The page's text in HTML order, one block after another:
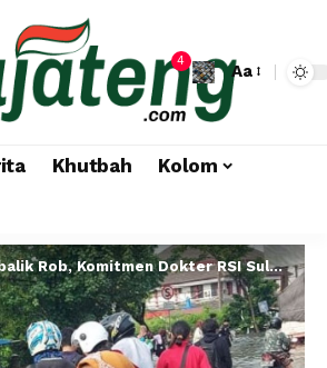
4
Aa
Khutbah
Kolom
Komitmen Dokter RSI Sultan Agung dan Santri Berkolaborasi Membangun dan Melayani Peradaban Kesehatan